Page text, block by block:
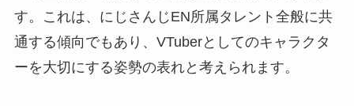
す。これは、にじさんじEN所属タレント全般に共
通する傾向でもあり、VTuberとしてのキャラクタ
ーを大切にする姿勢の表れと考えられます。